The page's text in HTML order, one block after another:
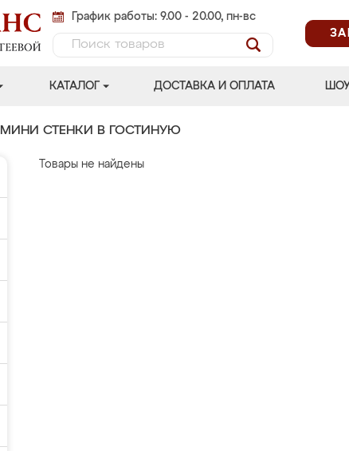
График работы: 9.00 - 20.00, пн-вс
КАТАЛОГ ДОСТАВКА И ОПЛАТА
МИНИ СТЕНКИ В ГОСТИНУЮ
Товары не найдены